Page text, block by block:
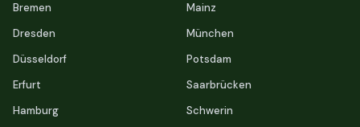
Bremen
Dresden
Düsseldorf
Erfurt
Hamburg
Mainz
München
Potsdam
Saarbrücken
Schwerin